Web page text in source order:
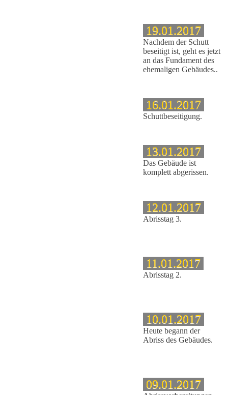
19.01.2017
Nachdem der Schutt
beseitigt ist, geht es jetzt
an das Fundament des
ehemaligen Gebäudes..
16.01.2017
Schuttbeseitigung.
13.01.2017
Das Gebäude ist
komplett abgerissen.
12.01.2017
Abrisstag 3.
11.01.2017
Abrisstag 2.
10.01.2017
Heute begann der
Abriss des Gebäudes.
09.01.2017